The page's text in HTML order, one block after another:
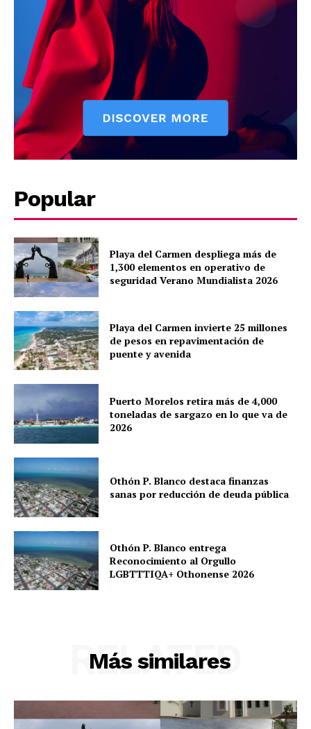
SUBSCRIBE NOW
Company
Contact us
Subscription Plans
My account
Quintana Roo
Cancún
Playa del Carmen
Puerto Morelos
Popular
Playa del Carmen despliega más de
1,300 elementos en operativo de
seguridad Verano Mundialista 2026
Playa del Carmen invierte 25 millones
de pesos en repavimentación de
puente y avenida
Puerto Morelos retira más de 4,000
toneladas de sargazo en lo que va de
2026
Othón P. Blanco destaca finanzas
sanas por reducción de deuda pública
Othón P. Blanco entrega
Reconocimiento al Orgullo
LGBTTTIQA+ Othonense 2026
Más similares
RELATED